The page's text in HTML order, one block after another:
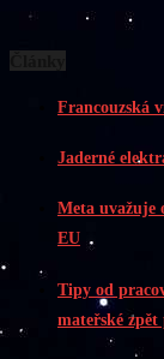
Francouzská
Jaderné
Meta uvažuje
EU
Tipy od
mateřské zpět